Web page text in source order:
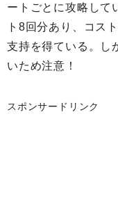
ートごとに攻略して
ト8回分あり、コス
支持を得ている。し
いため注意！
スポンサードリンク